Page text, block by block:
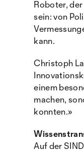
Roboter,
sein: von
kann.
Christoph
einem
machen,
konnten.»
Auf der